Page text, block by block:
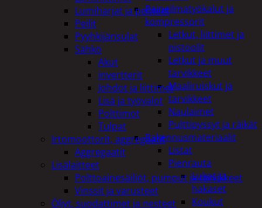
Paineilmatyökalut ja
kompressorit
Letkut, liittimet ja
pistoolit
Letkut ja muut
tarvikkeet
Maaliruiskut ja
tarvikkeet
Naulaimet
Pulttipyssyt ja räikät
Rakennusmateriaalit
Listat
Pienrauta
Lukot ja
hakaset
Koukut
Lumiharjat ja peitteet
Peilit
Pyyhkijänsulat
Sähkö
Akut
invertterit
Johdot ja liittimet
Lisä ja työvalot
Polttimot
Tulpat
Irtomoottorit, aggregaatit
Aggregaatit
Lisälaitteet
Polttoainesäiliöt, pumput ja tarvikkeet
Vinssit ja varusteet
Öljyt, suodattimet ja nesteet